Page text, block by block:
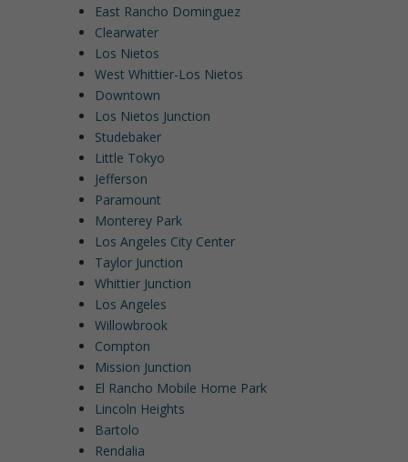
East Rancho Dominguez
Clearwater
Los Nietos
West Whittier-Los Nietos
Downtown
Los Nietos Junction
Studebaker
Little Tokyo
Jefferson
Paramount
Monterey Park
Los Angeles City Center
Taylor Junction
Whittier Junction
Los Angeles
Willowbrook
Compton
Mission Junction
El Rancho Mobile Home Park
Lincoln Heights
Bartolo
Rendalia